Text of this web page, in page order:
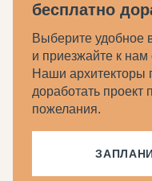
бесплатно
Выберите удобное
и приезжайте к
Наши архитекторы
доработать проект
пожелания.